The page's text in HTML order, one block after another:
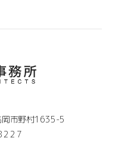
市野村1635-5